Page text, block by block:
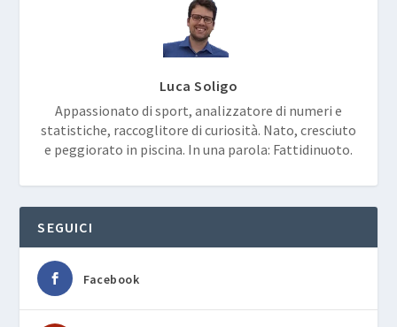
Luca Soligo
Appassionato di sport, analizzatore di numeri e
statistiche, raccoglitore di curiosità. Nato, cresciuto
e peggiorato in piscina. In una parola: Fattidinuoto.
SEGUICI
Facebook